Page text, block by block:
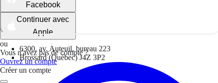
6300, av. Auteuil, bureau 223
Brossard (Québec) J4Z 3P2
Facebook
Continuer avec
Apple
ou
Vous n'avez pas de compte ?
Ouvrez un compte
Créer un compte